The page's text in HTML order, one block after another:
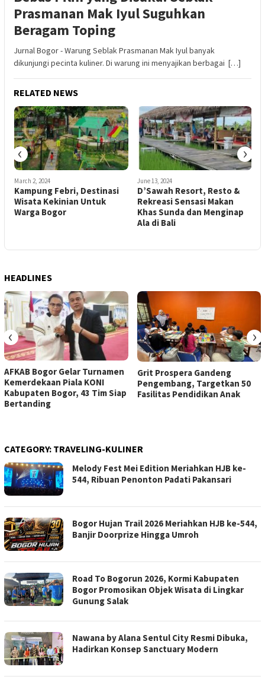
Prasmanan Mak Iyul Suguhkan
Beragam Toping
Jurnal Bogor - Warung Seblak Prasmanan Mak Iyul banyak
dikunjungi pecinta kuliner. Di warung ini menyajikan berbagai […]
RELATED NEWS
March 2, 2024
Kampung Febri, Destinasi
Wisata Kekinian Untuk
Warga Bogor
June 13, 2024
D’Sawah Resort, Resto &
Rekreasi Sensasi Makan
Khas Sunda dan Menginap
Ala di Bali
‹ ›
HEADLINES
AFKAB Bogor Gelar Turnamen
Kemerdekaan Piala KONI
Kabupaten Bogor, 43 Tim Siap
Bertanding
Grit Prospera Gandeng
Pengembang, Targetkan 50
Fasilitas Pendidikan Anak
‹ ›
CATEGORY: TRAVELING-KULINER
Melody Fest Mei Edition Meriahkan HJB ke-
544, Ribuan Penonton Padati Pakansari
Bogor Hujan Trail 2026 Meriahkan HJB ke-544,
Banjir Doorprize Hingga Umroh
Road To Bogorun 2026, Kormi Kabupaten
Bogor Promosikan Objek Wisata di Lingkar
Gunung Salak
Nawana by Alana Sentul City Resmi Dibuka,
Hadirkan Konsep Sanctuary Modern